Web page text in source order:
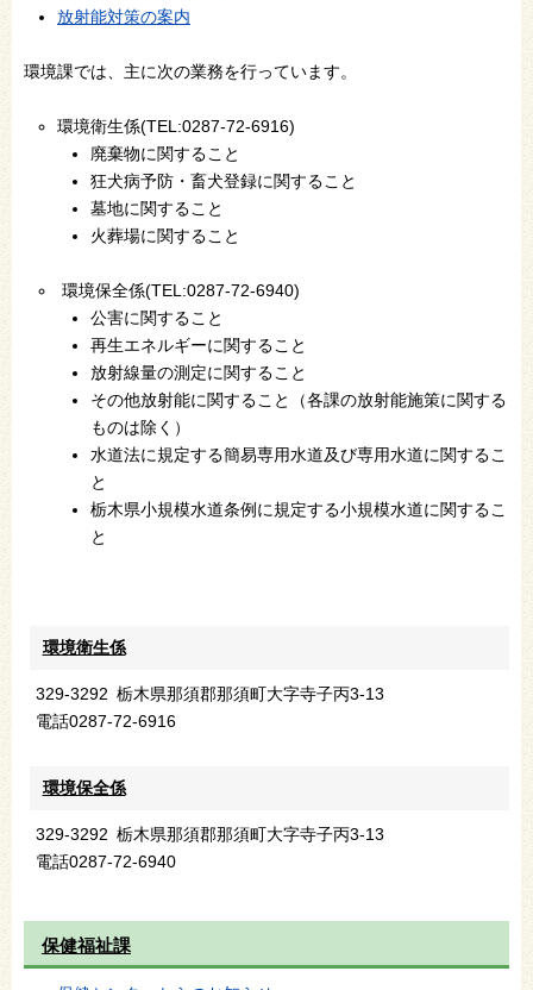
放射能対策の案内
環境課では、主に次の業務を行っています。
環境衛生係(TEL:0287-72-6916)
廃棄物に関すること
狂犬病予防・畜犬登録に関すること
墓地に関すること
火葬場に関すること
環境保全係(TEL:0287-72-6940)
公害に関すること
再生エネルギーに関すること
放射線量の測定に関すること
その他放射能に関すること（各課の放射能施策に関する
ものは除く）
水道法に規定する簡易専用水道及び専用水道に関するこ
と
栃木県小規模水道条例に規定する小規模水道に関するこ
と
環境衛生係
329-3292 栃木県那須郡那須町大字寺子丙3-13
電話0287-72-6916
環境保全係
329-3292 栃木県那須郡那須町大字寺子丙3-13
電話0287-72-6940
保健福祉課